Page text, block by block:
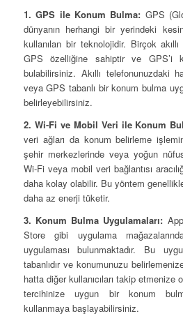
1. GPS ile Konum Bulma: GPS
dünyanın herhangi bir yerindeki
kullanılan bir teknolojidir. Birçok
GPS özelliğine sahiptir ve GPS’i
bulabilirsiniz. Akıllı telefonunuzdaki
veya GPS tabanlı bir konum bulma
belirleyebilirsiniz.
2. Wi-Fi ve Mobil Veri ile Konum
veri ağları da konum belirleme
şehir merkezlerinde veya yoğun
Wi-Fi veya mobil veri bağlantısı
daha kolay olabilir. Bu yöntem
daha az enerji tüketir.
3. Konum Bulma Uygulamaları:
Store gibi uygulama
uygulaması bulunmaktadır. Bu
tabanlıdır ve konumunuzu
hatta diğer kullanıcıları takip etmenize
tercihinize uygun bir konum
kullanmaya başlayabilirsiniz.